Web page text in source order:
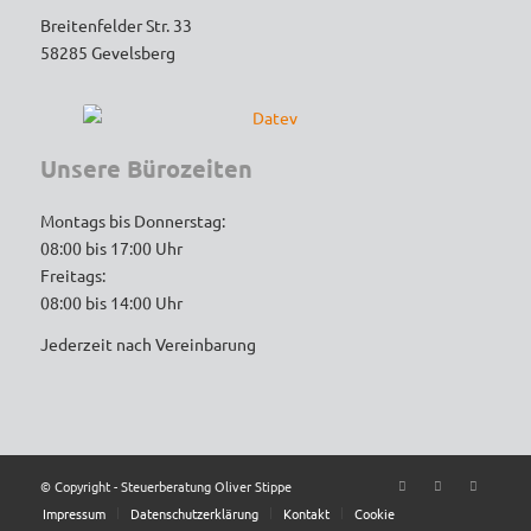
Unterstützung – ich werde auf jeden Fall
weiterhin gerne kommen und empfehle die
Breitenfelder Str. 33
58285 Gevelsberg
Unsere Bürozeiten
Montags bis Donnerstag:
08:00 bis 17:00 Uhr
Freitags:
08:00 bis 14:00 Uhr
Jederzeit nach Vereinbarung
© Copyright - Steuerberatung Oliver Stippe
Impressum
Datenschutzerklärung Kontakt Cookie